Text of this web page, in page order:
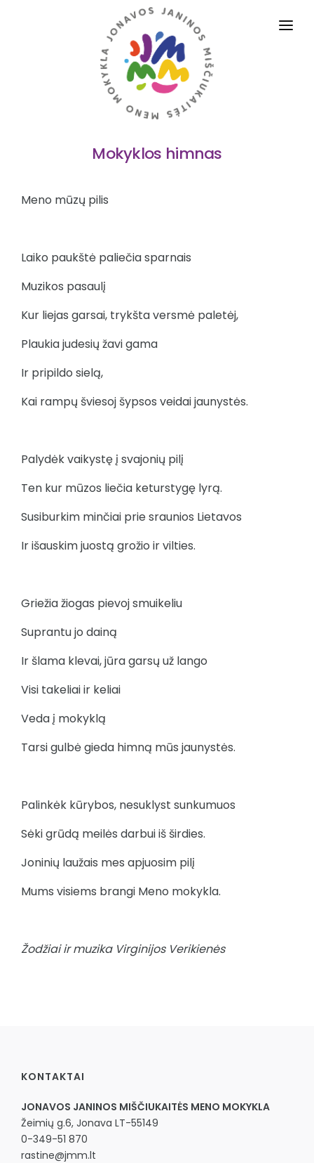
PASLAUGOS
D.U.K.
Mokyklos himnas
Meno mūzų pilis
Laiko paukštė paliečia sparnais
Muzikos pasaulį
Kur liejas garsai, trykšta versmė paletėj,
Plaukia judesių žavi gama
Ir pripildo sielą,
Kai rampų šviesoj šypsos veidai jaunystės.
Palydėk vaikystę į svajonių pilį
Ten kur mūzos liečia keturstygę lyrą.
Susiburkim minčiai prie sraunios Lietavos
Ir išauskim juostą grožio ir vilties.
Griežia žiogas pievoj smuikeliu
Suprantu jo dainą
Ir šlama klevai, jūra garsų už lango
Visi takeliai ir keliai
Veda į mokyklą
Tarsi gulbė gieda himną mūs jaunystės.
Palinkėk kūrybos, nesuklyst sunkumuos
Sėki grūdą meilės darbui iš širdies.
Joninių laužais mes apjuosim pilį
Mums visiems brangi Meno mokykla.
Žodžiai ir muzika Virginijos Verikienės
KONTAKTAI
JONAVOS JANINOS MIŠČIUKAITĖS MENO MOKYKLA
Žeimių g.6, Jonava LT-55149
0-349-51 870
rastine@jmm.lt